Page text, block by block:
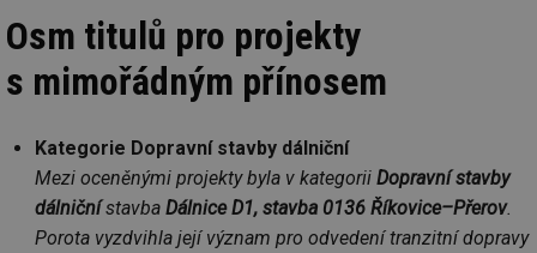
Osm titulů pro projekty
s mimořádným přínosem
Kategorie Dopravní stavby dálniční
Mezi oceněnými projekty byla v kategorii Dopravní stavby
dálničnístavba Dálnice D1, stavba 0136 Říkovice–Přerov.
Porota vyzdvihla její význam pro odvedení tranzitní dopravy